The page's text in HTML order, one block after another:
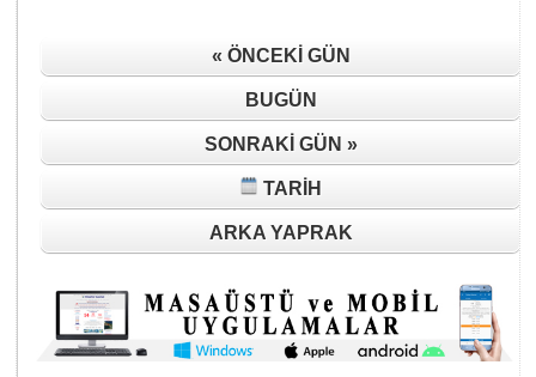
« ÖNCEKI GÜN
BUGÜN
SONRAKI GÜN »
TARIH
ARKA YAPRAK